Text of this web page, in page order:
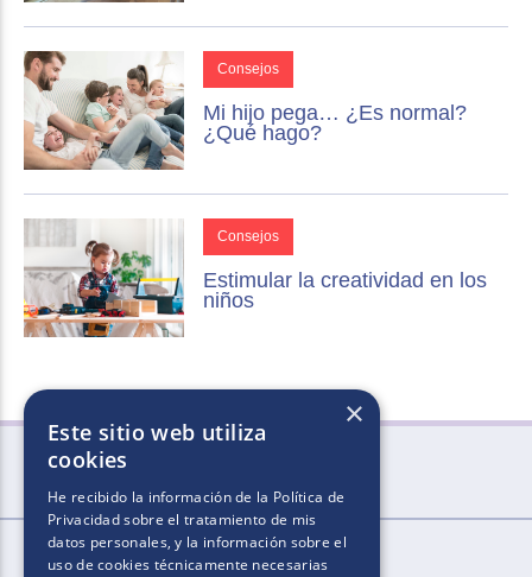
Consejos
Mi hijo pega… ¿Es normal?
¿Qué hago?
Consejos
Estimular la creatividad en los
niños
×
Este sitio web utiliza
cookies
He recibido la información de la Política de
Privacidadsobre el tratamiento de mis
datos personales, y la información sobre el
uso de cookies técnicamente necesarias